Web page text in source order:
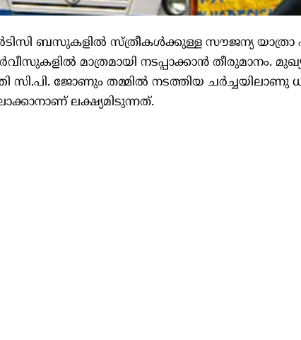
ബസുകളിൽ സ്ത്രീകൾക്കുള്ള സൗജന്യ യാത്രാ
മാത്രമായി നടപ്പാക്കാൻ തീരുമാനം.
സി.പി. ജോണും തമ്മിൽ നടത്തിയ
ലക്ഷ്യമിടുന്നത്.